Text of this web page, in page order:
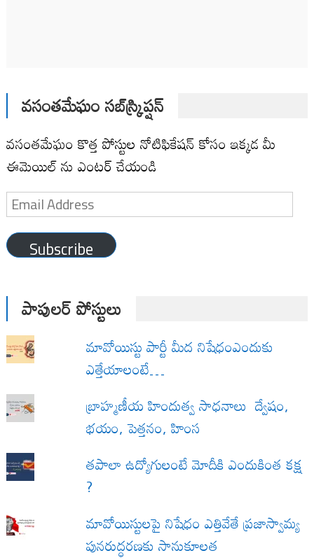
వసంతమేఘం సబ్‌స్క్రిప్షన్
వసంతమేఘం కొత్త పోస్టుల నోటిఫికేషన్ కోసం ఇక్కడ మీ
ఈమెయిల్ ను ఎంటర్ చేయండి
Email
Address
Subscribe
పాపులర్ పోస్టులు
మావోయిస్టు పార్టీ మీద నిషేధంఎందుకు
ఎత్తేయాలంటే…
బ్రాహ్మణీయ హిందుత్వ సాధనాలు ద్వేషం,
భయం, పెత్తనం, హింస
త‌పాలా ఉద్యోగులంటే మోదీకి ఎందుకింత కక్ష
?
మావోయిస్టులపై నిషేధం ఎత్తివేతే ప్రజాస్వామ్య
పునరుద్ధరణకు సానుకూలత